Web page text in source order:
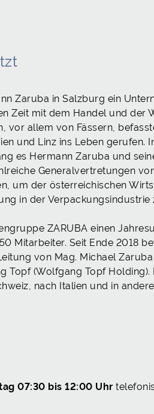
Zaruba in Salzburg ein
Zeit mit dem Handel und der
vor allem von Fässern,
und Linz ins Leben gerufen.
es Hermann Zaruba und
Generalvertretungen
um der österreichischen
in der Verpackungsindustrie
ZARUBA einen
Mitarbeiter. Seit Ende 2018
von Mag. Michael
Topf (Wolfgang Topf
nach Italien und in
07:30 bis 12:00 Uhr